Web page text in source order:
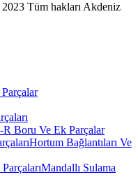
Tüm hakları Akdeniz
R Boru Ve Ek Parçalar
Hortum Bağlantıları Ve
Mandallı Sulama